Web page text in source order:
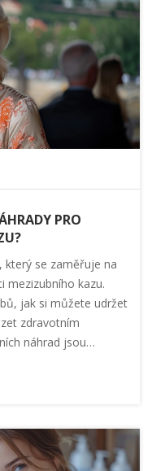
PRO
který se zaměřuje na
mezizubního kazu.
jak si můžete udržet
zdravotním
náhrad jsou
postarat o své zuby.
chrupu a získajte